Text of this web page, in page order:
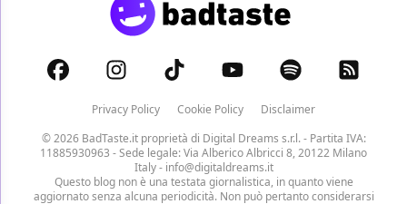
Privacy Policy Cookie Policy
Disclaimer
© 2026 BadTaste.it proprietà di Digital Dreams s.r.l.- Partita IVA:
11885930963 - Sede legale: Via Alberico Albricci 8, 20122 Milano
Italy - info@digitaldreams.it
Questo blog non è una testata giornalistica, in quanto viene
aggiornato senza alcuna periodicità. Non può pertanto considerarsi